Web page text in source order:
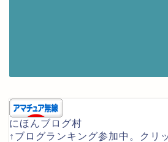
にほんブログ村
↑ブログランキング参加中。クリ